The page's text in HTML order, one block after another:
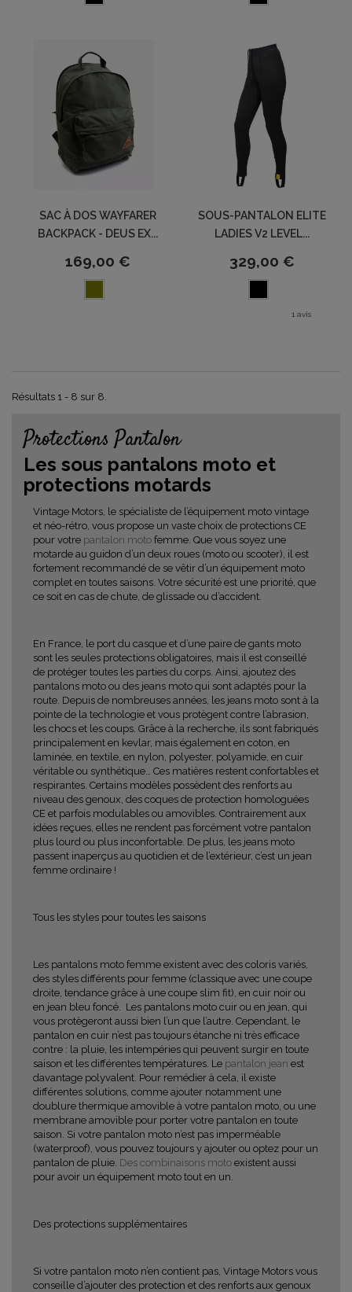
SAC À DOS WAYFARER
BACKPACK - DEUS EX...
169,00 €
SOUS-PANTALON ELITE
LADIES V2 LEVEL...
329,00 €
1 avis
Résultats 1 - 8 sur 8.
Protections Pantalon
Les sous pantalons moto et
protections motards
Vintage Motors, le spécialiste de l’équipement moto vintage
et néo-rétro, vous propose un vaste choix de protections CE
pour votre pantalon moto femme. Que vous soyez une
motarde au guidon d’un deux roues (moto ou scooter), il est
fortement recommandé de se vêtir d’un équipement moto
complet en toutes saisons. Votre sécurité est une priorité, que
ce soit en cas de chute, de glissade ou d’accident.
En France, le port du casque et d’une paire de gants moto
sont les seules protections obligatoires, mais il est conseillé
de protéger toutes les parties du corps. Ainsi, ajoutez des
pantalons moto ou des jeans moto qui sont adaptés pour la
route. Depuis de nombreuses années, les jeans moto sont à la
pointe de la technologie et vous protègent contre l’abrasion,
les chocs et les coups. Grâce à la recherche, ils sont fabriqués
principalement en kevlar, mais également en coton, en
laminée, en textile, en nylon, polyester, polyamide, en cuir
véritable ou synthétique… Ces matières restent confortables et
respirantes. Certains modèles possèdent des renforts au
niveau des genoux, des coques de protection homologuées
CE et parfois modulables ou amovibles. Contrairement aux
idées reçues, elles ne rendent pas forcément votre pantalon
plus lourd ou plus inconfortable. De plus, les jeans moto
passent inaperçus au quotidien et de l’extérieur, c’est un jean
femme ordinaire !
Tous les styles pour toutes les saisons
Les pantalons moto femme existent avec des coloris variés,
des styles différents pour femme (classique avec une coupe
droite, tendance grâce à une coupe slim fit), en cuir noir ou
en jean bleu foncé.
Les pantalons moto cuir ou en jean, qui
vous protègeront aussi bien l’un que l’autre. Cependant, le
pantalon en cuir n’est pas toujours étanche ni très efficace
contre : la pluie, les intempéries qui peuvent surgir en toute
saison et les différentes températures. Le pantalon jean est
davantage polyvalent. Pour remédier à cela, il existe
différentes solutions, comme ajouter notamment une
doublure thermique amovible à votre pantalon moto, ou une
membrane amovible pour porter votre pantalon en toute
saison. Si votre pantalon moto n’est pas imperméable
(waterproof), vous pouvez toujours y ajouter ou optez pour un
pantalon de pluie. Des combinaisons moto existent aussi
pour avoir un équipement moto tout en un.
Des protections supplémentaires
Si votre pantalon moto n’en contient pas, Vintage Motors vous
conseille d’ajouter des protection et des renforts aux genoux